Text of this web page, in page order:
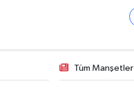
Tüm Manşetler